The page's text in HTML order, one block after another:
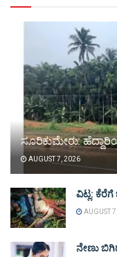
ಸೂರಿಕುಮೇರು:
AUGUST 7, 2026
ವಿಟ್ಲ: ಕೆರೆಗೆ
AUGUST
ನೇಣು